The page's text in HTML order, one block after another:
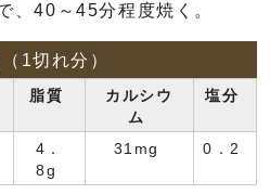
、40～45分程度焼く。
1切れ分）
脂質
カルシウ
ム
塩分
4．
8g
31mg 0．2